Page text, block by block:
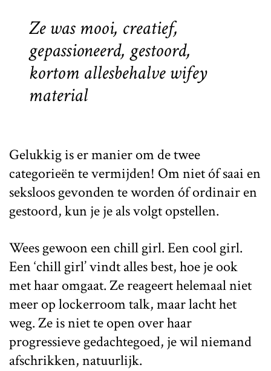
Ze was mooi, creatief,
gepassioneerd, gestoord,
kortom allesbehalvewifey
material
Gelukkig is er manier om de twee
categorieën te vermijden! Om niet óf saai en
seksloos gevonden te worden óf ordinair en
gestoord, kun je je als volgt opstellen.
Wees gewoon een chill girl. Een cool girl.
Een ‘chill girl’ vindt alles best, hoe je ook
met haar omgaat. Ze reageert helemaal niet
meer op lockerroom talk, maar lacht het
weg. Ze is niet te open over haar
progressieve gedachtegoed, je wil niemand
afschrikken, natuurlijk.